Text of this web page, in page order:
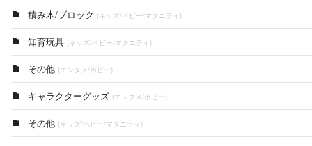
積み木/ブロック (キッズ/ベビー/マタニティ)
知育玩具 (キッズ/ベビー/マタニティ)
その他 (エンタメ/ホビー)
キャラクターグッズ (エンタメ/ホビー)
その他 (キッズ/ベビー/マタニティ)